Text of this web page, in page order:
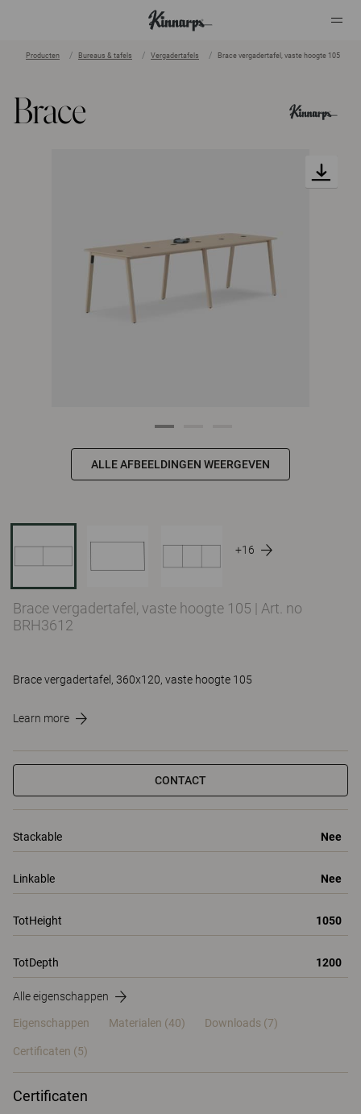
Producten Bureaus & tafels Vergadertafels Brace vergadertafel, vaste hoogte 105
Brace
ALLE AFBEELDINGEN WEERGEVEN
+16
Brace vergadertafel, vaste hoogte 105 | Art. no
BRH3612
Brace vergadertafel, 360x120, vaste hoogte 105
Learn more
CONTACT
Stackable Nee
Linkable Nee
TotHeight 1050
TotDepth 1200
Alle eigenschappen
Eigenschappen Materialen (40) Downloads (7)
Certificaten (5)
Certificaten